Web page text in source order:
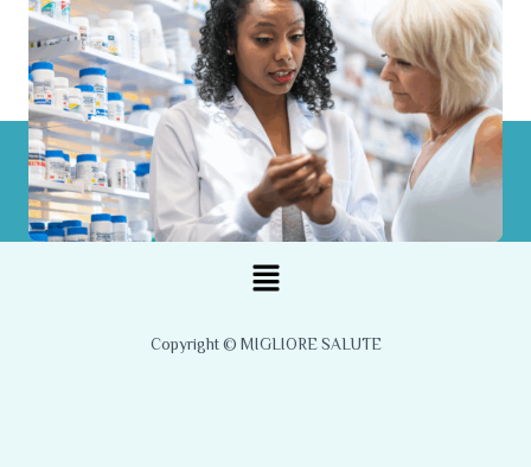
Menu
Copyright © MIGLIORE SALUTE